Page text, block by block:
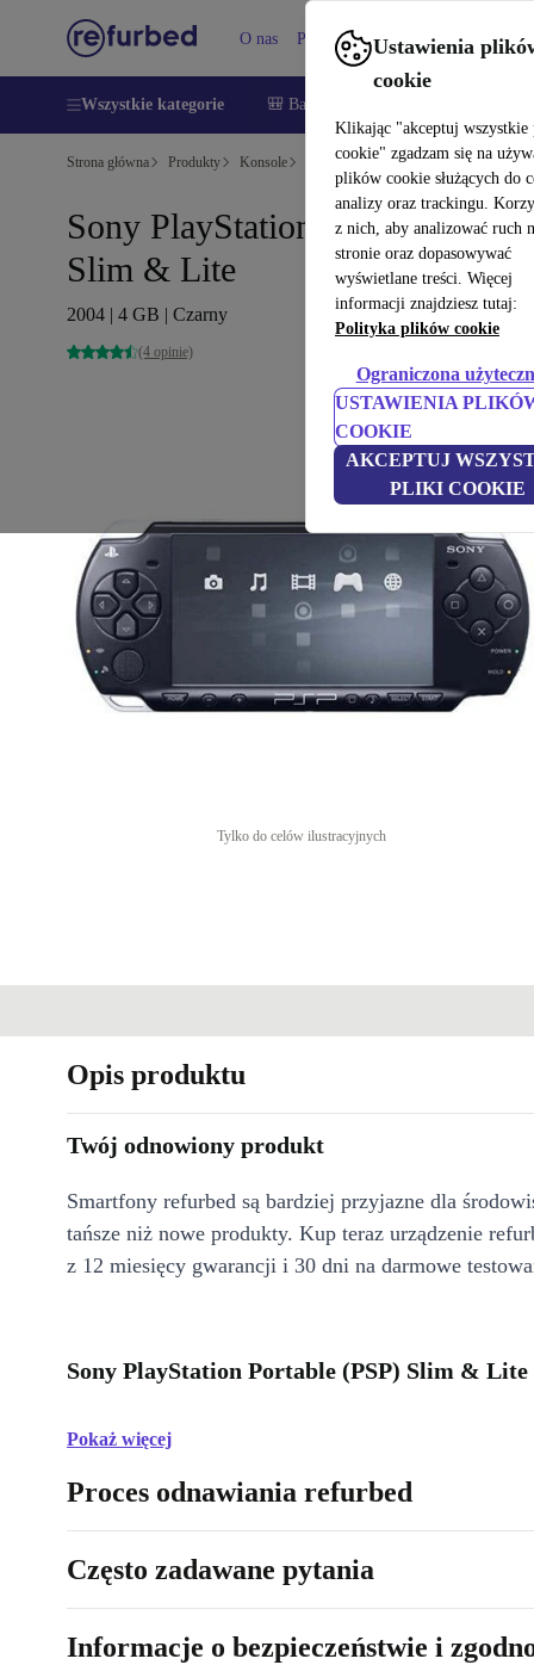
Ustawienia
cookie
Klikając "akceptuj
cookie" zgadzam się na
plików cookie służących do
analizy oraz trackingu.
z nich, aby analizować ruch
stronie oraz dopasowywać
wyświetlane treści. Więcej
informacji znajdziesz tutaj:
Polityka plików cookie
Ograniczona
USTAWIENIA
COOKIE
AKCEPTUJ
PLIKI COOKIE
O nas Pomoc
Wszystkie kategorie 🎒 Back to school
Strona główna Produkty Konsole PlayStation
Sony PlayStation Portable (PSP)
Slim & Lite
2004 | 4 GB | Czarny
(4 opinie)
Tylko do celów ilustracyjnych
Opis produktu
Twój odnowiony produkt
Smartfony refurbed są bardziej przyjazne dla
tańsze niż nowe produkty. Kup teraz urządzenie
z 12 miesięcy gwarancji i 30 dni na darmowe
Sony PlayStation Portable (PSP) Slim &
Pokaż więcej
Proces odnawiania refurbed
Często zadawane pytania
Informacje o bezpieczeństwie i